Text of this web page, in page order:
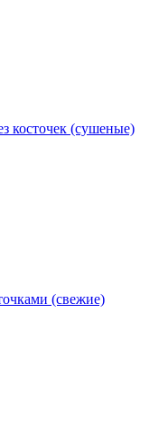
косточек (сушеные)
(свежие)